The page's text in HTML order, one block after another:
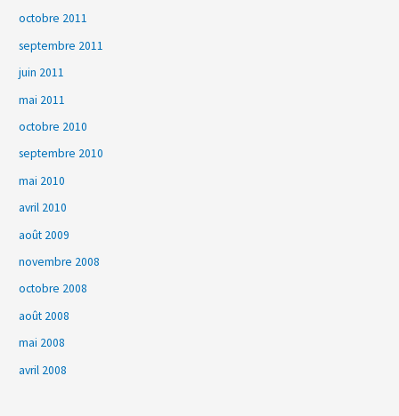
octobre 2011
septembre 2011
juin 2011
mai 2011
octobre 2010
septembre 2010
mai 2010
avril 2010
août 2009
novembre 2008
octobre 2008
août 2008
mai 2008
avril 2008